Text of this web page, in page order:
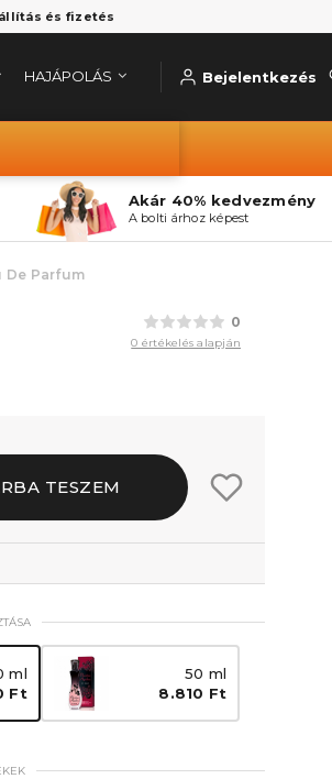
és fizetés
HAJÁPOLÁS Bejelentkezés
Akár 40% kedvezmény
A bolti árhoz képest
De Parfum
0
0 értékelés alapján
TESZEM
ml
Ft
50 ml
8.810 Ft